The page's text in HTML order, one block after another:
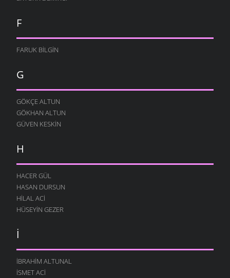
F
FARUK BILGIN
G
GÖKÇE ALTUN
GÖKHAN ALTUN
GÜVEN KESKIN
H
HACER GÜL
HASAN DURSUN
HILAL ACI
HÜSEYIN GEZER
İ
İBRAHIM ALTUNAL
İSMET ACI